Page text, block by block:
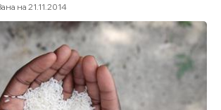
на 21.11.2014